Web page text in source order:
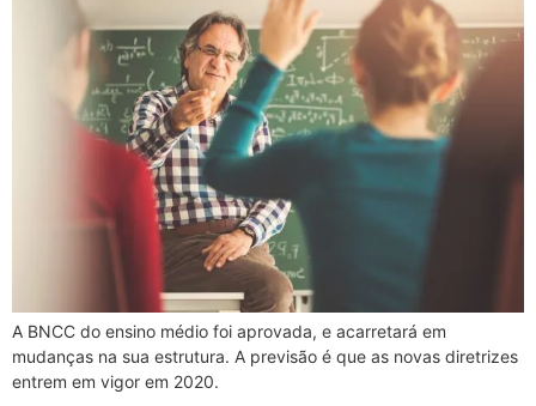
A BNCC do ensino médio foi aprovada, e acarretará em
mudanças na sua estrutura. A previsão é que as novas diretrizes
entrem em vigor em 2020.